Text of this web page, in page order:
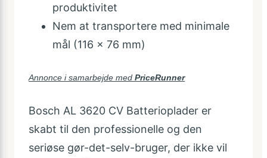
produktivitet
Nem at transportere med minimale
mål (116 × 76 mm)
Annonce i samarbejde med PriceRunner
Bosch AL 3620 CV Batterioplader er
skabt til den professionelle og den
seriøse gør-det-selv-bruger, der ikke vil